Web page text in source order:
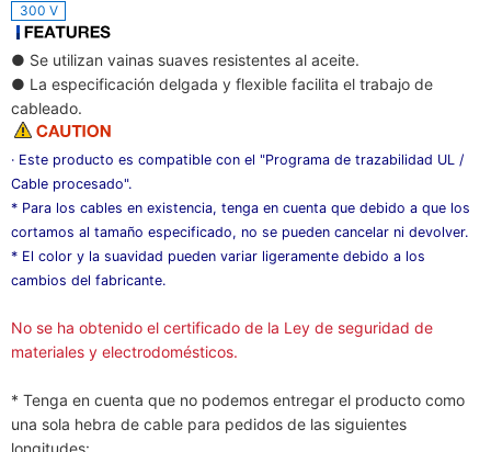
300 V
● Se utilizan vainas suaves resistentes al aceite.
● La especificación delgada y flexible facilita el trabajo de
cableado.
· Este producto es compatible con el "Programa de trazabilidad UL /
Cable procesado".
* Para los cables en existencia, tenga en cuenta que debido a que los
cortamos al tamaño especificado, no se pueden cancelar ni devolver.
* El color y la suavidad pueden variar ligeramente debido a los
cambios del fabricante.
No se ha obtenido el certificado de la Ley de seguridad de
materiales y electrodomésticos.
* Tenga en cuenta que no podemos entregar el producto como
una sola hebra de cable para pedidos de las siguientes
longitudes: